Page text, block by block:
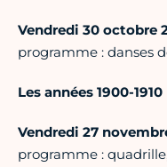
Vendredi 30 octobre
programme : danses
Les années 1900-
Vendredi 27
programme :